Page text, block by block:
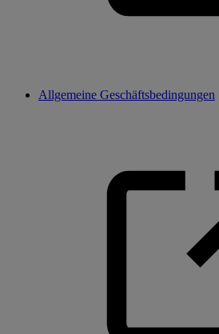
Allgemeine Geschäftsbedingungen